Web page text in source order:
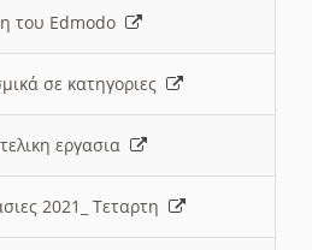
του Edmodo
σε κατηγοριες
εργασια
2021_ Τεταρτη